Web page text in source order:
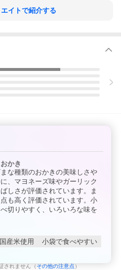
円（税別）離島は＋実費
イトで紹介する
かき
な種類のおかきの美味しさや
、マヨネーズ味やガーリック
しさが評価されています。ま
も高く評価されています。小
切りやすく、いろいろな味を
国産米使用
小袋で食べやすい
されません（ その他の注意点 ）